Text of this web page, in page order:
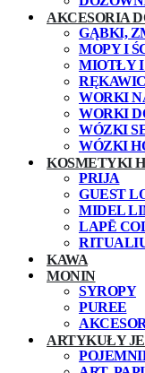
AKCESORIA
GĄBKI,
MOPY I
MIOTŁY
WORKI
WORKI
WÓZKI
WÓZKI
KOSMETYKI
PRIJA
GUEST
MIDEL
LAPĒ
KAWA
MONIN
SYROPY
PUREE
ARTYKUŁY